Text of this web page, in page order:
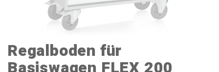
Regalboden für